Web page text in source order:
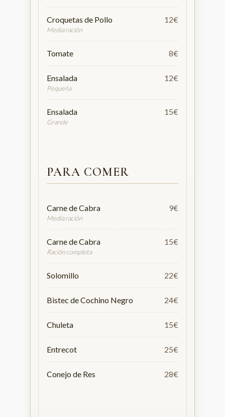
Croquetas de Pollo
Media ración
12€
Tomate 8€
Ensalada
Pequeña
12€
Ensalada
Grande
15€
PARA COMER
Carne de Cabra
Media ración
9€
Carne de Cabra
Ración completa
15€
Solomillo 22€
Bistec de Cochino Negro 24€
Chuleta 15€
Entrecot 25€
Conejo de Res 28€